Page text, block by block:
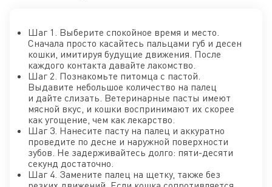
Шаг 1. Выберите спокойное время и место.
Сначала просто касайтесь пальцами губ и десен
кошки, имитируя будущие движения. После
каждого контакта давайте лакомство.
Шаг 2. Познакомьте питомца с пастой.
Выдавите небольшое количество на палец
и дайте слизать. Ветеринарные пасты имеют
мясной вкус, и кошки воспринимают их скорее
как угощение, чем как лекарство.
Шаг 3. Нанесите пасту на палец и аккуратно
проведите по десне и наружной поверхности
зубов. Не задерживайтесь долго: пяти-десяти
секунд достаточно.
Шаг 4. Замените палец на щетку, также без